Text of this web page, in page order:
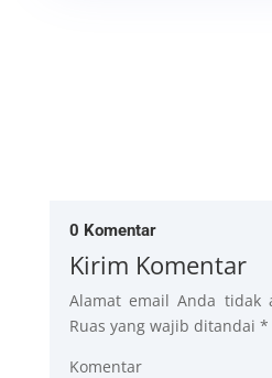
0 Komentar
Kirim Komentar
Alamat email Anda tidak
Ruas yang wajib ditandai *